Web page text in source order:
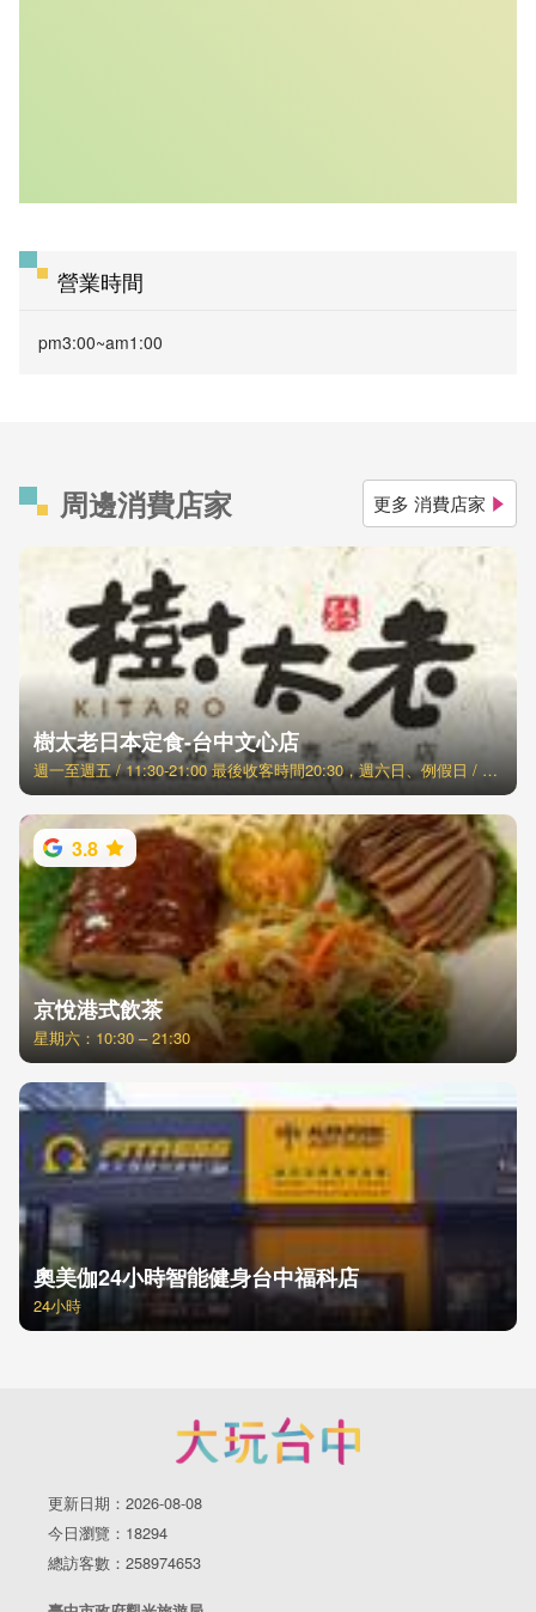
營業時間
pm3:00~am1:00
周邊消費店家 更多 消費店家
樹太老日本定食-台中文心店
週一至週五 / 11:30-21:00 最後收客時間20:30，週六日、例假日 / 11:00-21:30 最後收客時間21:00
3.8
京悅港式飲茶
星期六：10:30 – 21:30
奧美伽24小時智能健身台中福科店
24小時
更新日期：2026-08-08
今日瀏覽：18294
總訪客數：258974653